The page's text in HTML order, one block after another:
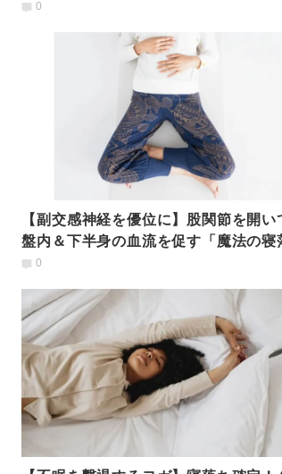
進的筋弛緩法】
0
【副交感神経を優位に】股関節を開い
盤内＆下半身の血流を促す「魔法の寝
ヨガ」
0